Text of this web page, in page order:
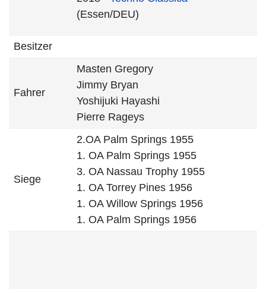
(Essen/DEU)
Besitzer
Fahrer
Masten Gregory
Jimmy Bryan
Yoshijuki Hayashi
Pierre Rageys
Siege
2.OA Palm Springs 1955
1. OA Palm Springs 1955
3. OA Nassau Trophy 1955
1. OA Torrey Pines 1956
1. OA Willow Springs 1956
1. OA Palm Springs 1956